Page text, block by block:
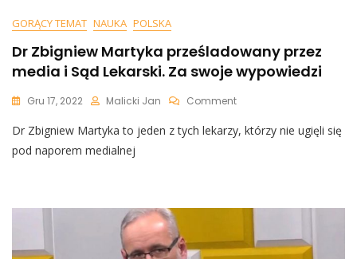
GORĄCY TEMAT NAUKA POLSKA
Dr Zbigniew Martyka prześladowany przez
media i Sąd Lekarski. Za swoje wypowiedzi
Gru 17, 2022 Malicki Jan CommentOn
Zbigniew
I
Sąd
Lekarski.
Za
Dr Zbigniew Martyka to jeden z tych lekarzy, którzy nie ugięli się
pod naporem medialnej